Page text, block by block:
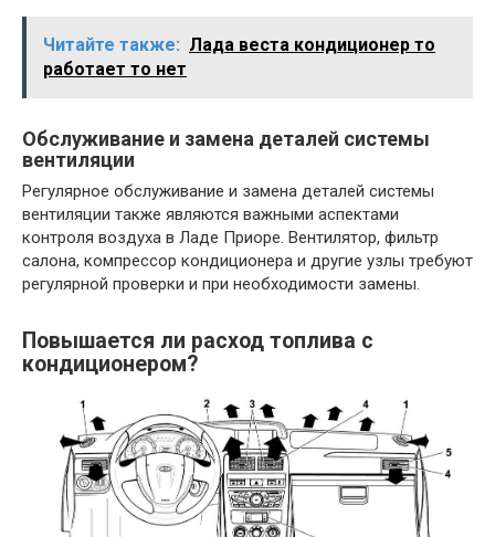
Читайте также: Лада веста кондиционер то
работает то нет
Обслуживание и замена деталей системы
вентиляции
Регулярное обслуживание и замена деталей системы
вентиляции также являются важными аспектами
контроля воздуха в Ладе Приоре. Вентилятор, фильтр
салона, компрессор кондиционера и другие узлы требуют
регулярной проверки и при необходимости замены.
Повышается ли расход топлива с
кондиционером?